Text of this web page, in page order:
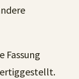
Fassung